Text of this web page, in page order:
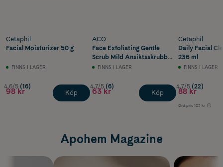
Cetaphil
Facial Moisturizer 50 g
FINNS I LAGER
4.6/5 (16)
98 kr Köp
ACO
Face Exfoliating Gentle
Scrub Mild Ansiktsskrubb
50 ml
FINNS I LAGER
4.7/5 (6)
63 kr Köp
Cetaphil
Daily Facial
236 ml
FINNS I LAGER
4.7/5 (22)
88 kr
Ord.pris 103 kr
Apohem Magazine